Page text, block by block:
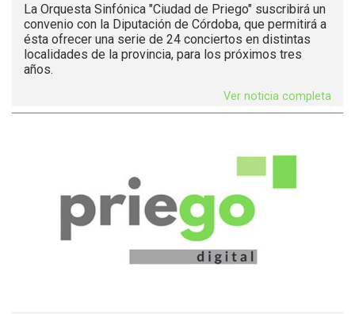
La Orquesta Sinfónica "Ciudad de Priego" suscribirá un
convenio con la Diputación de Córdoba, que permitirá a
ésta ofrecer una serie de 24 conciertos en distintas
localidades de la provincia, para los próximos tres
años.
Ver noticia completa